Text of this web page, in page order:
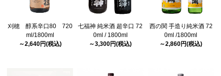
刈穂 醇系辛口80 720
ml/1800ml
～2,640円(税込)
七福神 純米酒 超辛口 72
0ml / 1800ml
～3,300円(税込)
西の関 手造り純米酒 72
0ml /1800ml
～2,860円(税込)